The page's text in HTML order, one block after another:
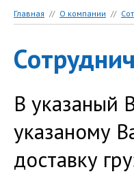
Главная // О компании //
В указаный
указаному
доставку